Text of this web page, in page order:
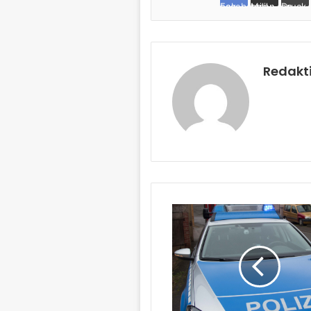
Facebook per Mail teilen Drucken